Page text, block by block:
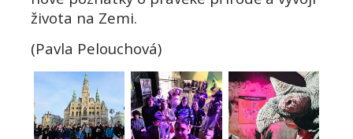
života na Zemi.
(Pavla Pelouchová)